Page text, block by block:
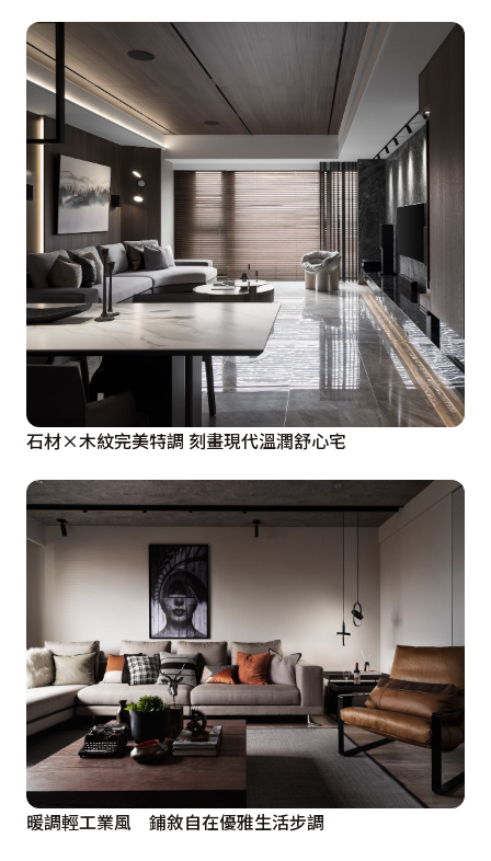
石材×木紋完美特調 刻畫現代溫潤舒心宅
暖調輕工業風 鋪敘自在優雅生活步調